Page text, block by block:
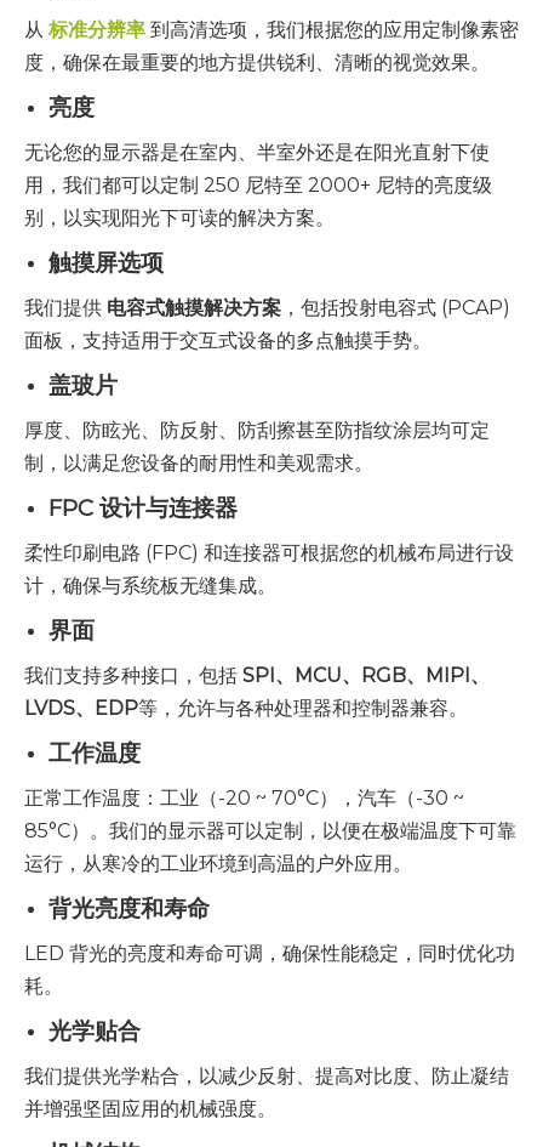
从 标准分辨率 到高清选项，我们根据您的应用定制像素密
度，确保在最重要的地方提供锐利、清晰的视觉效果。
亮度
无论您的显示器是在室内、半室外还是在阳光直射下使
用，我们都可以定制 250 尼特至 2000+ 尼特的亮度级
别，以实现阳光下可读的解决方案。
触摸屏选项
我们提供 电容式触摸解决方案 ，包括投射电容式 (PCAP)
面板，支持适用于交互式设备的多点触摸手势。
盖玻片
厚度、防眩光、防反射、防刮擦甚至防指纹涂层均可定
制，以满足您设备的耐用性和美观需求。
FPC 设计与连接器
柔性印刷电路 (FPC) 和连接器可根据您的机械布局进行设
计，确保与系统板无缝集成。
界面
我们支持多种接口，包括 SPI、MCU、RGB、MIPI、
LVDS、EDP等，允许与各种处理器和控制器兼容。
工作温度
正常工作温度：工业（-20 ~ 70°C），汽车（-30 ~
85°C）。我们的显示器可以定制，以便在极端温度下可靠
运行，从寒冷的工业环境到高温的户外应用。
背光亮度和寿命
LED 背光的亮度和寿命可调，确保性能稳定，同时优化功
耗。
光学贴合
我们提供光学粘合，以减少反射、提高对比度、防止凝结
并增强坚固应用的机械强度。